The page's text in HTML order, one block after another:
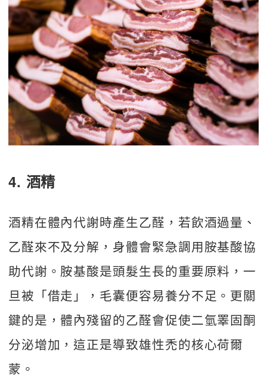
4. 酒精
酒精在體內代謝時產生乙醛，若飲酒過量、
乙醛來不及分解，身體會緊急調用胺基酸協
助代謝。胺基酸是頭髮生長的重要原料，一
旦被「借走」，毛囊便容易養分不足。更關
鍵的是，體內殘留的乙醛會促使二氫睪固酮
分泌增加，這正是導致雄性禿的核心荷爾
蒙。